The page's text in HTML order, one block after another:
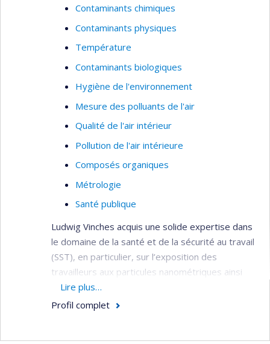
Contaminants chimiques
Contaminants physiques
Température
Contaminants biologiques
Hygiène de l'environnement
Mesure des polluants de l'air
Qualité de l'air intérieur
Pollution de l'air intérieure
Composés organiques
Métrologie
Santé publique
Ludwig Vinches acquis une solide expertise dans
le domaine de la santé et de la sécurité au travail
(SST), en particulier, sur l’exposition des
travailleurs aux particules nanométriques ainsi
que sur les équipements et les vêtements de
protection associés. Il a aussi diversifié ses axes
Lire plus…
Profil complet